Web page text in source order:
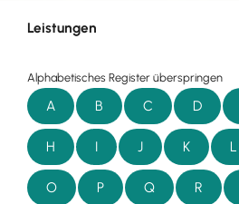
Leistungen
Alphabetisches Register überspringen
A B C D
H I J K L
O P Q R